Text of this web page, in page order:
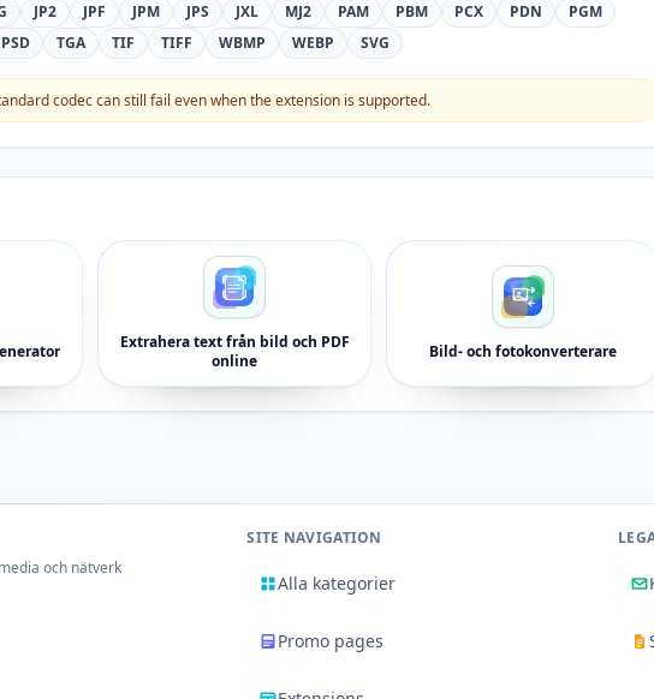
JP2 JPF JPM JPS JXL MJ2 PAM PBM PCX PDN
PGM
PSD TGA TIF TIFF WBMP WEBP SVG
codec can still fail even when the extension is supported.
Extrahera text från bild och PDF
online
Bild- och fotokonverterare
och nätverk
SITE NAVIGATION
Alla kategorier
Promo pages